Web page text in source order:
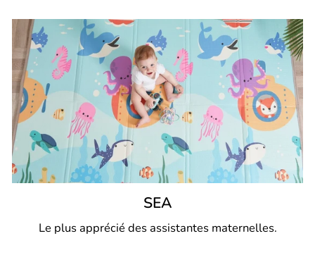
SEA
Le plus apprécié des assistantes maternelles.